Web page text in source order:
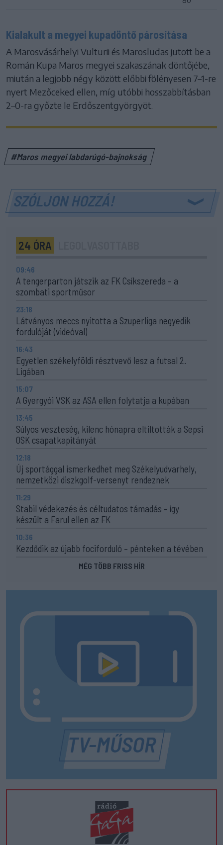
Kialakult a megyei kupadöntő párosítása
A Marosvásárhelyi Vulturii és Marosludas jutott be a
Román Kupa Maros megyei szakaszának döntőjébe,
miután a legjobb négy között előbbi fölényesen 7–1-re
nyert Mezőceked ellen, míg utóbbi hosszabbításban
2–0-ra győzte le Erdőszentgyörgyöt.
#Maros megyei labdarúgó-bajnokság
SZÓLJON HOZZÁ!
24 ÓRA
09:46
A tengerparton játszik az FK Csíkszereda – a
szombati sportműsor
23:18
Látványos meccs nyitotta a Szuperliga negyedik
fordulóját (videóval)
16:43
Egyetlen székelyföldi résztvevő lesz a futsal 2.
Ligában
15:07
A Gyergyói VSK az ASA ellen folytatja a kupában
13:45
Súlyos veszteség, kilenc hónapra eltiltották a Sepsi
OSK csapatkapitányát
12:18
Új sportággal ismerkedhet meg Székelyudvarhely,
nemzetközi diszkgolf-versenyt rendeznek
11:29
Stabil védekezés és céltudatos támadás – így
készült a Farul ellen az FK
10:36
Kezdődik az újabb fociforduló – pénteken a tévében
MÉG TÖBB FRISS HÍR